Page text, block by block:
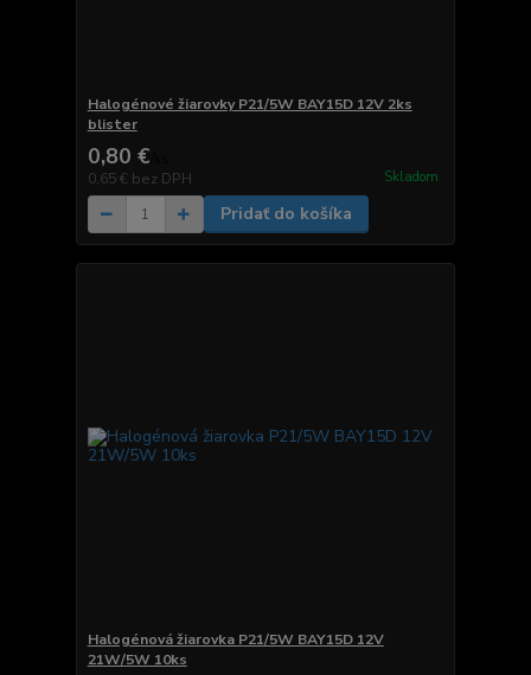
Halogénové žiarovky P21/5W BAY15D 12V 2ks
blister
0,80 €
0,65 € bez DPH Skladom
Pridať do košíka
Halogénová žiarovka P21/5W BAY15D 12V
21W/5W 10ks